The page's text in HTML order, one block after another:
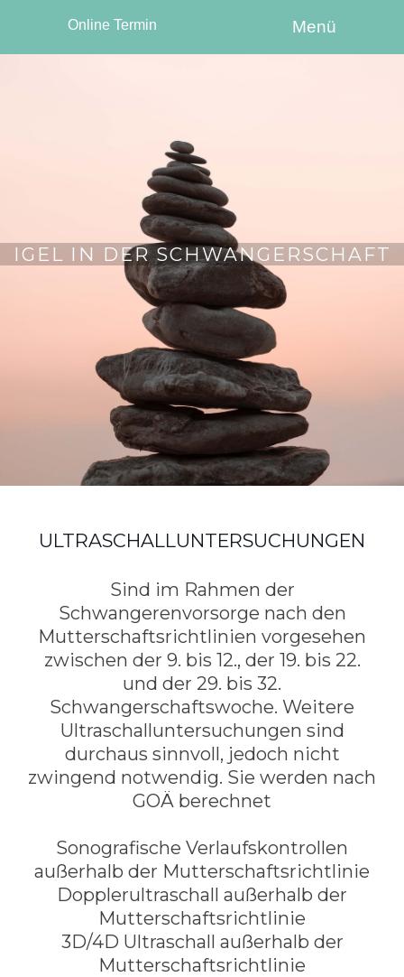
IGEL IN DER SCHWANGERSCHAFT
Online Termin Menü
ULTRASCHALLUNTERSUCHUNGEN
Sind im Rahmen der
Schwangerenvorsorge nach den
Mutterschaftsrichtlinien vorgesehen
zwischen der 9. bis 12., der 19. bis 22.
und der 29. bis 32.
Schwangerschaftswoche. Weitere
Ultraschalluntersuchungen sind
durchaus sinnvoll, jedoch nicht
zwingend notwendig. Sie werden nach
GOÄ berechnet
Sonografische Verlaufskontrollen
außerhalb der Mutterschaftsrichtlinie
Dopplerultraschall außerhalb der
Mutterschaftsrichtlinie
3D/4D Ultraschall außerhalb der
Mutterschaftsrichtlinie